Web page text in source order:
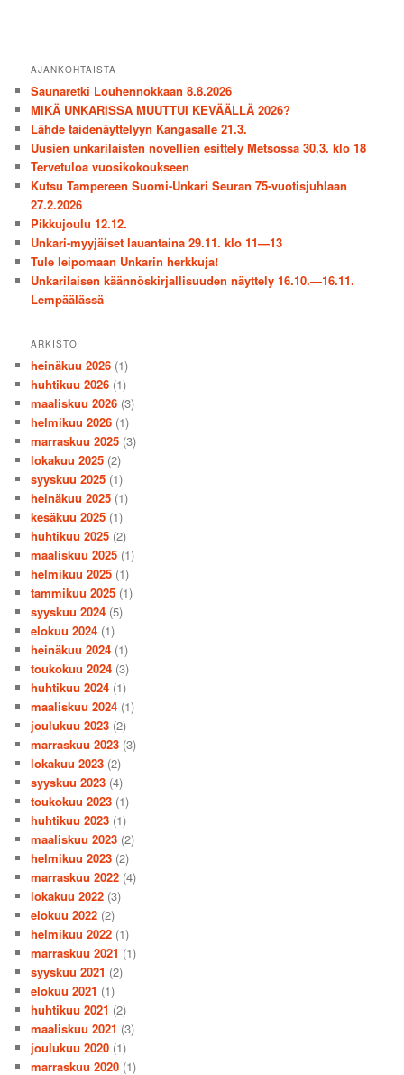
AJANKOHTAISTA
Saunaretki Louhennokkaan 8.8.2026
MIKÄ UNKARISSA MUUTTUI KEVÄÄLLÄ 2026?
Lähde taidenäyttelyyn Kangasalle 21.3.
Uusien unkarilaisten novellien esittely Metsossa 30.3. klo 18
Tervetuloa vuosikokoukseen
Kutsu Tampereen Suomi-Unkari Seuran 75-vuotisjuhlaan
27.2.2026
Pikkujoulu 12.12.
Unkari-myyjäiset lauantaina 29.11. klo 11—13
Tule leipomaan Unkarin herkkuja!
Unkarilaisen käännöskirjallisuuden näyttely 16.10.—16.11.
Lempäälässä
ARKISTO
heinäkuu 2026 (1)
huhtikuu 2026 (1)
maaliskuu 2026 (3)
helmikuu 2026 (1)
marraskuu 2025 (3)
lokakuu 2025 (2)
syyskuu 2025 (1)
heinäkuu 2025 (1)
kesäkuu 2025 (1)
huhtikuu 2025 (2)
maaliskuu 2025 (1)
helmikuu 2025 (1)
tammikuu 2025 (1)
syyskuu 2024 (5)
elokuu 2024 (1)
heinäkuu 2024 (1)
toukokuu 2024 (3)
huhtikuu 2024 (1)
maaliskuu 2024 (1)
joulukuu 2023 (2)
marraskuu 2023 (3)
lokakuu 2023 (2)
syyskuu 2023 (4)
toukokuu 2023 (1)
huhtikuu 2023 (1)
maaliskuu 2023 (2)
helmikuu 2023 (2)
marraskuu 2022 (4)
lokakuu 2022 (3)
elokuu 2022 (2)
helmikuu 2022 (1)
marraskuu 2021 (1)
syyskuu 2021 (2)
elokuu 2021 (1)
huhtikuu 2021 (2)
maaliskuu 2021 (3)
joulukuu 2020 (1)
marraskuu 2020 (1)